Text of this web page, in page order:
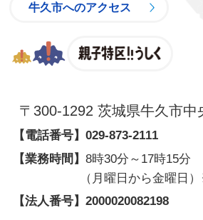
牛久市へのアクセス
〒300-1292 茨城県牛久市中
【電話番号】 029-873-2111
【業務時間】 8時30分～17時15分
（月曜日から金曜日
【法人番号】 2000020082198